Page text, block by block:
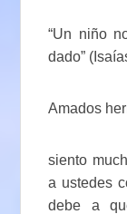
“Un niño
dado”
Amados
siento
a ustedes
debe a